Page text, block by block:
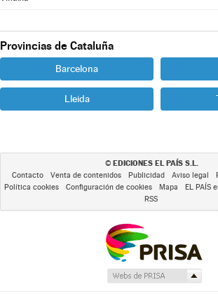
Provincias de Cataluña
Barcelona
Lleida
© EDICIONES EL PAÍS S.L.
Contacto Venta de contenidos Publicidad Aviso legal
Política cookies
Configuración de cookies Mapa EL PAÍS
RSS